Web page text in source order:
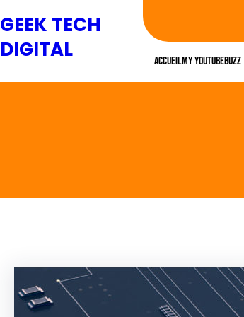
GEEK TECH
DIGITAL
AccueilMy YouTubeBuzz